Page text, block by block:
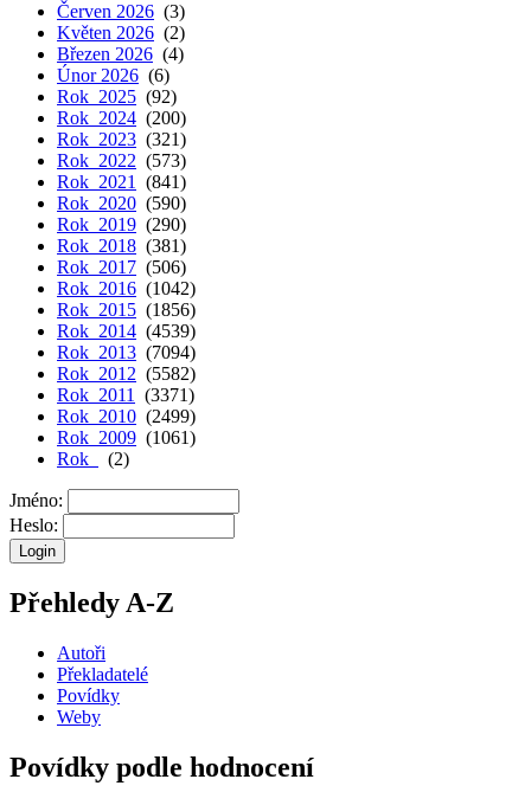
Červen 2026 (3)
Květen 2026 (2)
Březen 2026 (4)
Únor 2026 (6)
Rok 2025 (92)
Rok 2024 (200)
Rok 2023 (321)
Rok 2022 (573)
Rok 2021
(841)
Rok 2020 (590)
Rok 2019 (290)
Rok 2018 (381)
Rok 2017 (506)
Rok 2016 (1042)
Rok 2015 (1856)
Rok 2014 (4539)
Rok 2013 (7094)
Rok 2012 (5582)
Rok 2011
(3371)
Rok 2010 (2499)
Rok 2009 (1061)
Rok
(2)
Jméno:
Heslo:
Přehledy A-Z
Autoři
Překladatelé
Povídky
Weby
Povídky podle hodnocení